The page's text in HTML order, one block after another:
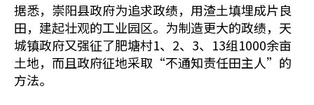
据悉，崇阳县政府为追求政绩，用渣土填埋成片良
田，建起壮观的工业园区。为制造更大的政绩，天
城镇政府又强征了肥塘村1、2、3、13组1000余亩
土地，而且政府征地采取“不通知责任田主人”的
方法。